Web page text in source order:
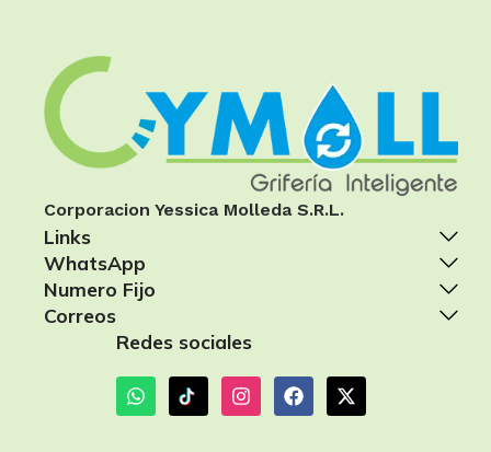
Corporacion Yessica Molleda S.R.L.
Links
WhatsApp
Numero Fijo
Correos
Redes sociales